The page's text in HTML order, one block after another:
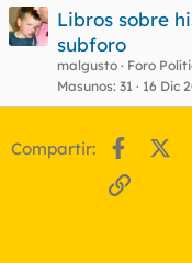
Libros sobre
subforo
malgusto
Foro
Masunos 31 16 Dic
Compartir:
Enlace